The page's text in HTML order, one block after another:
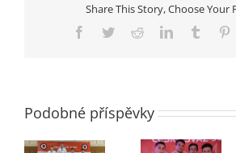
soustředění
Share This Story, Choose Your
Facebook
TwitterRedditLinkedInTumblr
Podobné příspěvky